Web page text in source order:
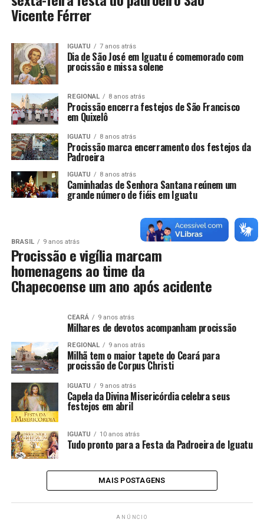
Vicente Férrer
IGUATU 7 anos atrás
Dia de São José em Iguatu é comemorado com
procissão e missa solene
REGIONAL 8 anos atrás
Procissão encerra festejos de São Francisco
em Quixelô
IGUATU 8 anos atrás
Procissão marca encerramento dos festejos da
Padroeira
IGUATU 8 anos atrás
Caminhadas de Senhora Santana reúnem um
grande número de fiéis em Iguatu
BRASIL 9 anos atrás
Procissão e vigília marcam
homenagens ao time da
Chapecoense um ano após acidente
CEARÁ 9 anos atrás
Milhares de devotos acompanham procissão
REGIONAL 9 anos atrás
Milhã tem o maior tapete do Ceará para
procissão de Corpus Christi
IGUATU 9 anos atrás
Capela da Divina Misericórdia celebra seus
festejos em abril
IGUATU 10 anos atrás
Tudo pronto para a Festa da Padroeira de Iguatu
MAIS POSTAGENS
ANÚNCIO